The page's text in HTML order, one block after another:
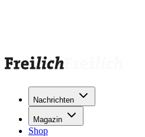
Nachrichten
Magazin
Shop